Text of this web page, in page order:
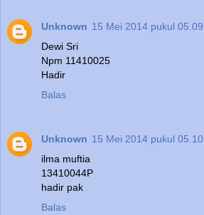
Unknown 15 Mei 2014 pukul 05.09
Dewi Sri
Npm 11410025
Hadir
Balas
Unknown 15 Mei 2014 pukul 05.10
ilma muftia
13410044P
hadir pak
Balas